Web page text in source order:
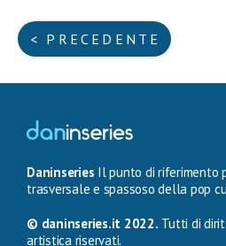
< PRECEDENTE
Daninseries Il punto di riferimento
trasversale e spassoso della pop
© daninseries.it 2022. Tutti di
artistica riservati.